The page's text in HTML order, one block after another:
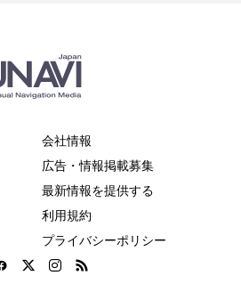
会社情報
広告・情報掲載募集
最新情報を提供する
利用規約
プライバシーポリシー